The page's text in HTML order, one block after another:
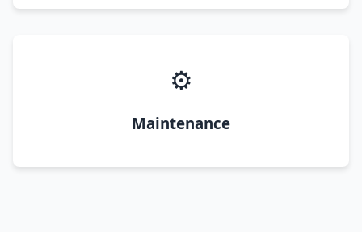
⚙️
Maintenance